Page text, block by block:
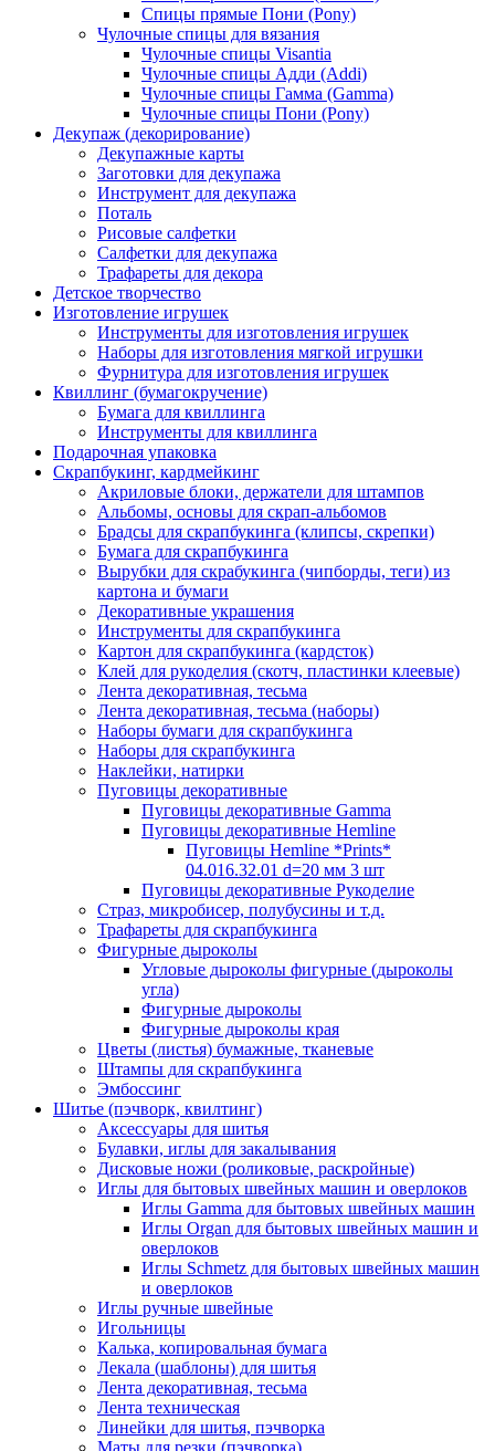
Спицы прямые Пони (Pony)
Чулочные спицы для вязания
Чулочные спицы Visantia
Чулочные спицы Адди (Addi)
Чулочные спицы Гамма (Gamma)
Чулочные спицы Пони (Pony)
Декупаж (декорирование)
Декупажные карты
Заготовки для декупажа
Инструмент для декупажа
Поталь
Рисовые салфетки
Салфетки для декупажа
Трафареты для декора
Детское творчество
Изготовление игрушек
Инструменты для изготовления игрушек
Наборы для изготовления мягкой игрушки
Фурнитура для изготовления игрушек
Квиллинг (бумагокручение)
Бумага для квиллинга
Инструменты для квиллинга
Подарочная упаковка
Скрапбукинг, кардмейкинг
Акриловые блоки, держатели для штампов
Альбомы, основы для скрап-альбомов
Брадсы для скрапбукинга (клипсы, скрепки)
Бумага для скрапбукинга
Вырубки для скрабукинга (чипборды, теги) из
картона и бумаги
Декоративные украшения
Инструменты для скрапбукинга
Картон для скрапбукинга (кардсток)
Клей для рукоделия (скотч, пластинки клеевые)
Лента декоративная, тесьма
Лента декоративная, тесьма (наборы)
Наборы бумаги для скрапбукинга
Наборы для скрапбукинга
Наклейки, натирки
Пуговицы декоративные
Пуговицы декоративные Gamma
Пуговицы декоративные Hemline
Пуговицы Hemline *Prints*
04.016.32.01 d=20 мм 3 шт
Пуговицы декоративные Рукоделие
Страз, микробисер, полубусины и т.д.
Трафареты для скрапбукинга
Фигурные дыроколы
Угловые дыроколы фигурные (дыроколы
угла)
Фигурные дыроколы
Фигурные дыроколы края
Цветы (листья) бумажные, тканевые
Штампы для скрапбукинга
Эмбоссинг
Шитье (пэчворк, квилтинг)
Аксессуары для шитья
Булавки, иглы для закалывания
Дисковые ножи (роликовые, раскройные)
Иглы для бытовых швейных машин и оверлоков
Иглы Gamma для бытовых швейных машин
Иглы Organ для бытовых швейных машин и
оверлоков
Иглы Schmetz для бытовых швейных машин
и оверлоков
Иглы ручные швейные
Игольницы
Калька, копировальная бумага
Лекала (шаблоны) для шитья
Лента декоративная, тесьма
Лента техническая
Линейки для шитья, пэчворка
Маты для резки (пэчворка)